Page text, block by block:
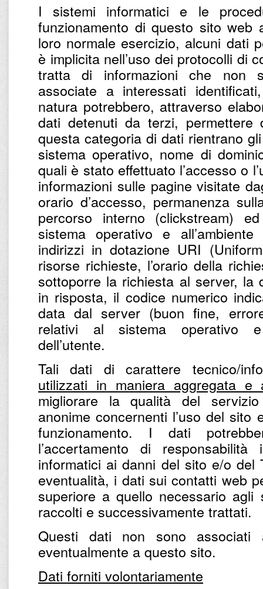
I sistemi informatici e le
funzionamento di questo sito web
loro normale esercizio, alcuni dati
è implicita nell’uso dei protocolli di
tratta di informazioni che non
associate a interessati
natura potrebbero, attraverso
dati detenuti da terzi,
questa categoria di dati rientrano
sistema operativo, nome di
quali è stato effettuato l’accesso o
informazioni sulle pagine visitate
orario d’accesso, permanenza
percorso interno (clickstream)
sistema operativo e all’ambiente
indirizzi in dotazione URI
risorse richieste, l’orario della
sottoporre la richiesta al server, la
in risposta, il codice numerico
data dal server (buon fine,
relativi al sistema operativo e
dell’utente.
Tali dati di carattere tecnico/
utilizzati in maniera aggregata e
migliorare la qualità del
anonime concernenti l’uso del
funzionamento. I dati
l’accertamento di
informatici ai danni del sito e/o del
eventualità, i dati sui contatti web
superiore a quello necessario
raccolti e successivamente trattati.
Questi dati non sono associati
eventualmente a questo sito.
Dati forniti volontariamente